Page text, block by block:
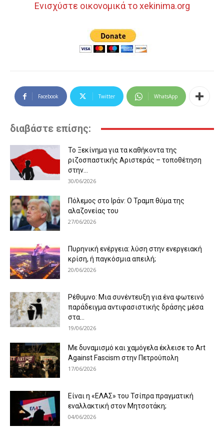
Ενισχύστε οικονομικά το xekinima.org
Facebook Twitter WhatsApp
διαβάστε επίσης:
Το Ξεκίνημα για τα καθήκοντα της
ριζοσπαστικής Αριστεράς – τοποθέτηση
στην...
30/06/2026
Πόλεμος στο Ιράν: Ο Τραμπ θύμα της
αλαζονείας του
27/06/2026
Πυρηνική ενέργεια: λύση στην ενεργειακή
κρίση, ή παγκόσμια απειλή;
20/06/2026
Ρέθυμνο: Μια συνέντευξη για ένα φωτεινό
παράδειγμα αντιφασιστικής δράσης μέσα
στα...
19/06/2026
Με δυναμισμό και χαμόγελα έκλεισε το Art
Against Fascism στην Πετρούπολη
17/06/2026
Είναι η «ΕΛΑΣ» του Τσίπρα πραγματική
εναλλακτική στον Μητσοτάκη;
04/06/2026